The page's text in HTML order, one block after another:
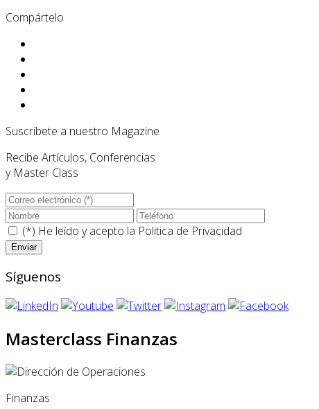
Compártelo
Suscríbete a nuestro Magazine
Recibe Artículos, Conferencias
y Master Class
(*) He leído y acepto la Politica de Privacidad
Síguenos
Masterclass Finanzas
Finanzas